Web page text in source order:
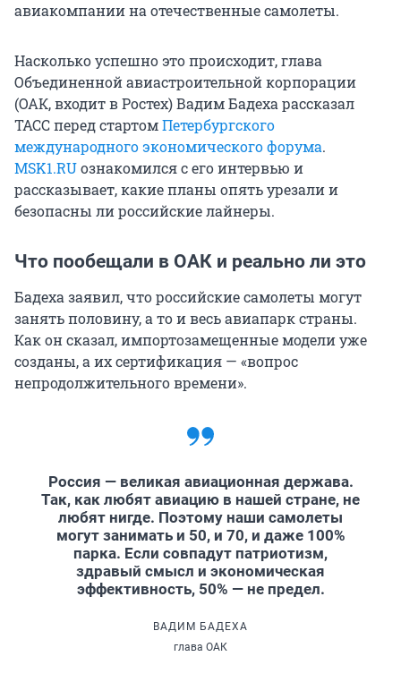
авиакомпании на отечественные самолеты.
Насколько успешно это происходит, глава
Объединенной авиастроительной корпорации
(ОАК, входит в Ростех) Вадим Бадеха рассказал
ТАСС перед стартомПетербургского
международного экономического форума.
MSK1.RUознакомился с его интервью и
рассказывает, какие планы опять урезали и
безопасны ли российские лайнеры.
Что пообещали в ОАК и реально ли это
Бадеха заявил, что российские самолеты могут
занять половину, а то и весь авиапарк страны.
Как он сказал, импортозамещенные модели уже
созданы, а их сертификация — «вопрос
непродолжительного времени».
Россия — великая авиационная держава.
Так, как любят авиацию в нашей стране, не
любят нигде. Поэтому наши самолеты
могут занимать и 50, и 70, и даже 100%
парка. Если совпадут патриотизм,
здравый смысл и экономическая
эффективность, 50% — не предел.
ВАДИМ БАДЕХА
глава ОАК